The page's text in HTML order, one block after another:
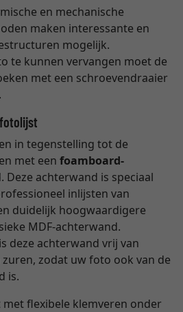
en mechanische
maken interessante en
mogelijk.
te kunnen vervangen moet de
met een schroevendraaier
in tegenstelling tot de
met een foamboard-
Deze achterwand is speciaal
inlijsten van
duidelijk hoogwaardigere
MDF-achterwand.
deze achterwand vrij van
zodat uw foto ook van de
is.
flexibele klemveren onder